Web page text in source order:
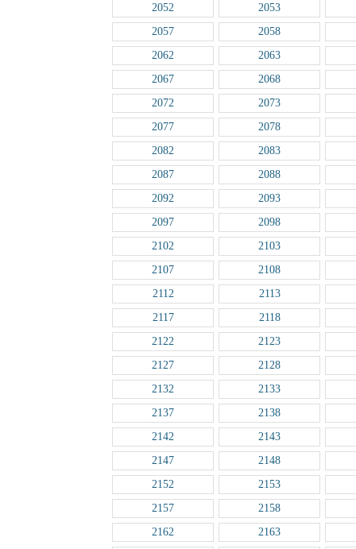
2052
2053
2057
2058
2062
2063
2067
2068
2072
2073
2077
2078
2082
2083
2087
2088
2092
2093
2097
2098
2102
2103
2107
2108
2112
2113
2117
2118
2122
2123
2127
2128
2132
2133
2137
2138
2142
2143
2147
2148
2152
2153
2157
2158
2162
2163